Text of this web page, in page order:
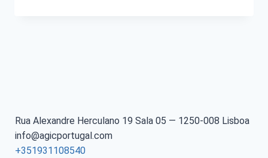
Rua Alexandre Herculano 19 Sala 05 — 1250-008 Lisboa
info@agicportugal.com
+351931108540